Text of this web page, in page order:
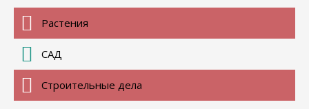
Растения
САД
Строительные дела